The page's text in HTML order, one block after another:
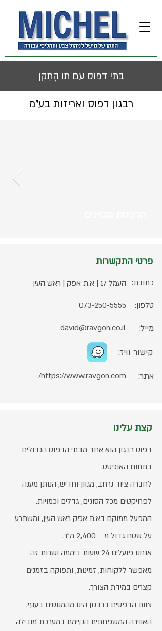
בתי דפוס עם תו הָתֶקֶן
רבגון דפוס ואריזות בע"מ
פרטי התקשרות
העמל 17 | א.ת אפק | ראש העין כתובת:
073-250-5555 טלפון:
david@ravgon.co.il מייל:
קישור וויז:
https://www.ravgon.com/ אתר:
קצת עלינו
דפוס רבגון הוא אחד מבתי הדפוס הגדולים
בתחום האופסט.
לחברה ציוד נרחב, מגוון וחדיש, הנותן מענה
לפרויקטים מכל הסוגים, גדלים וכמויות.
המפעל ממוקם בא.ת אפק ראש העין, ומשתרע
על שטח גדול מ – 2,400 מ"ר.
אנחנו פועלים 24 שעות ביממה ושרות זה
מאפשר ללקוחות, זמינות, ותפוקה בזמנים
קצרים במידת הצורך.
צוות הדפסים ברבגון הינו מהמנוסים בענף.
האווירה המשפחתית הקיימת במערכת מובילה